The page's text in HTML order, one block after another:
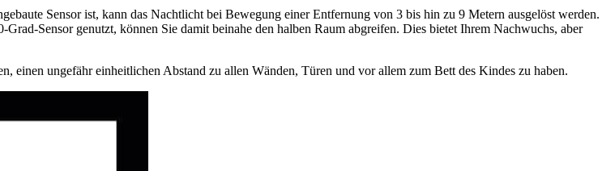
Sensor ist, kann das Nachtlicht bei Bewegung einer Entfernung von 3 bis hin zu 9 Metern ausgelöst werden.
Grad-Sensor genutzt, können Sie damit beinahe den halben Raum abgreifen. Dies bietet Ihrem Nachwuchs, aber
einen ungefähr einheitlichen Abstand zu allen Wänden, Türen und vor allem zum Bett des Kindes zu haben.